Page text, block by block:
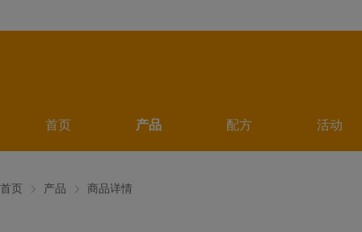
首页 产品 配方 活动
首页 产品 商品详情